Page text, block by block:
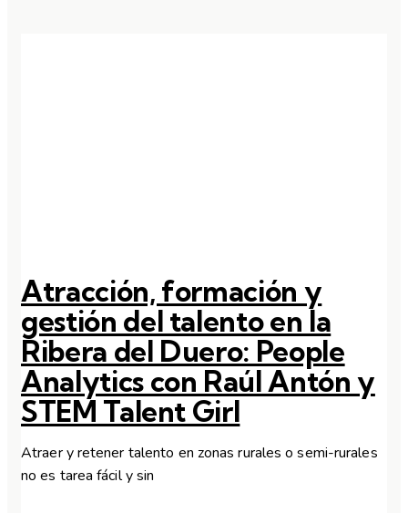
Atracción, formación y
gestión del talento en la
Ribera del Duero: People
Analytics con Raúl Antón y
STEM Talent Girl
Atraer y retener talento en zonas rurales o semi-rurales
no es tarea fácil y sin